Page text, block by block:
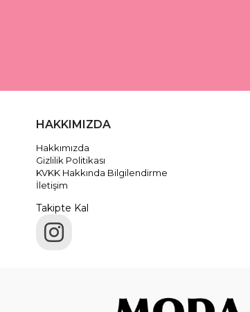
HAKKIMIZDA
Hakkımızda
Gizlilik Politikası
KVKK Hakkında Bilgilendirme
İletişim
Takipte Kal